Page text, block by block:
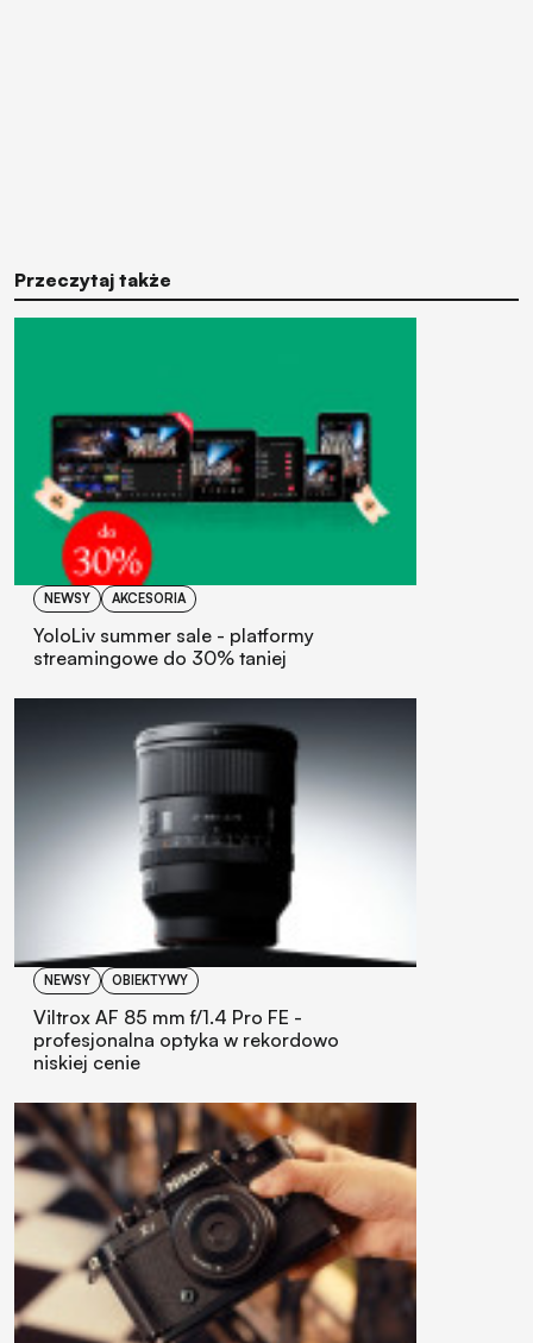
Przeczytaj także
NEWSY AKCESORIA
YoloLiv summer sale - platformy
streamingowe do 30% taniej
NEWSY OBIEKTYWY
Viltrox AF 85 mm f/1.4 Pro FE -
profesjonalna optyka w rekordowo
niskiej cenie